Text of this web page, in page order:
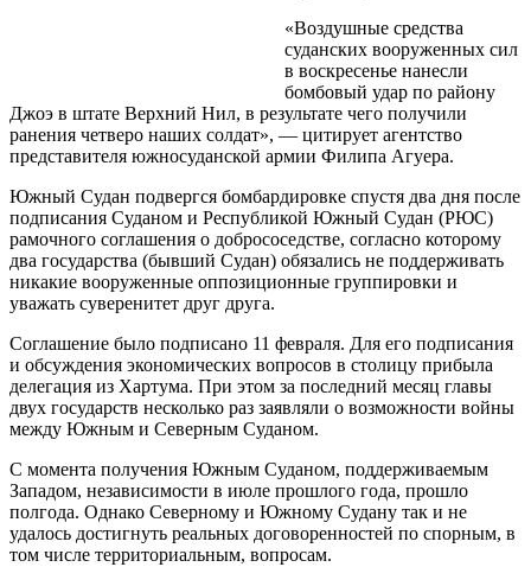
«Воздушные средства
суданских вооруженных сил
в воскресенье нанесли
бомбовый удар по району
Джоэ в штате Верхний Нил, в результате чего получили
ранения четверо наших солдат», — цитирует агентство
представителя южносуданской армии Филипа Агуера.
Южный Судан подвергся бомбардировке спустя два дня после
подписания Суданом и Республикой Южный Судан (РЮС)
рамочного соглашения о добрососедстве, согласно которому
два государства (бывший Судан) обязались не поддерживать
никакие вооруженные оппозиционные группировки и
уважать суверенитет друг друга.
Соглашение было подписано 11 февраля. Для его подписания
и обсуждения экономических вопросов в столицу прибыла
делегация из Хартума. При этом за последний месяц главы
двух государств несколько раз заявляли о возможности войны
между Южным и Северным Суданом.
С момента получения Южным Суданом, поддерживаемым
Западом, независимости в июле прошлого года, прошло
полгода. Однако Северному и Южному Судану так и не
удалось достигнуть реальных договоренностей по спорным, в
том числе территориальным, вопросам.